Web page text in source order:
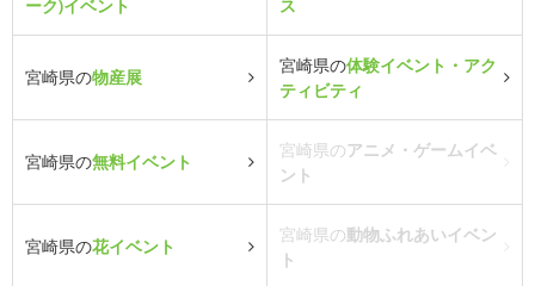
ーク)イベント
ス
宮崎県の物産展
宮崎県の体験イベント・アク
ティビティ
宮崎県の無料イベント
宮崎県のアニメ・ゲームイベ
ント
宮崎県の花イベント
宮崎県の動物ふれあいイベン
ト